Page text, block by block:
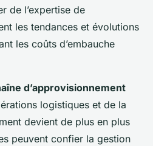
de l’expertise de
les tendances et évolutions
les coûts d’embauche
d’approvisionnement
logistiques et de la
devient de plus en plus
peuvent confier la gestion